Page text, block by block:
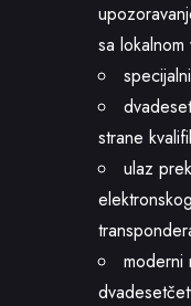
sa lokalnom
strane
ulaz
moderni